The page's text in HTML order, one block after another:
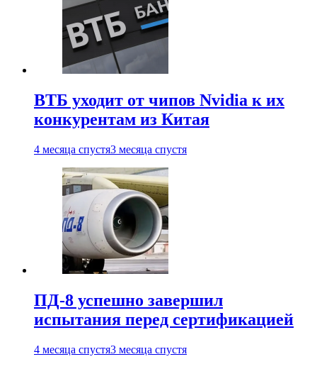
ВТБ уходит от чипов Nvidia к их
конкурентам из Китая
4 месяца спустя3 месяца спустя
ПД-8 успешно завершил
испытания перед сертификацией
4 месяца спустя3 месяца спустя